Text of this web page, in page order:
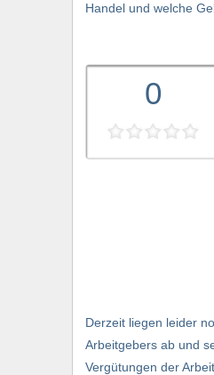
Handel und welche
0
Derzeit liegen leider
Arbeitgebers ab und
Vergütungen der